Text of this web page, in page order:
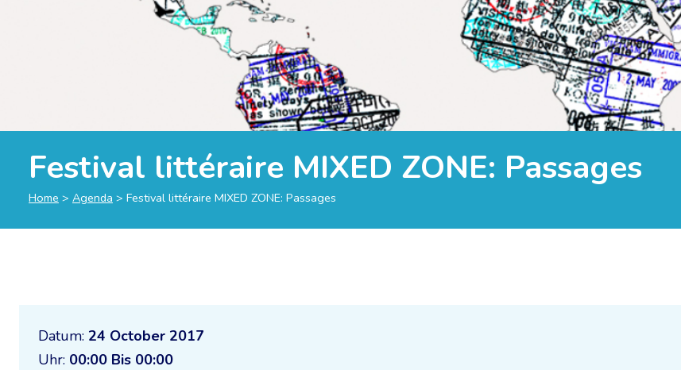
Festival littéraire MIXED ZONE: Passages
Home > Agenda > Festival littéraire MIXED ZONE: Passages
Datum: 24 October 2017
Uhr: 00:00 Bis 00:00